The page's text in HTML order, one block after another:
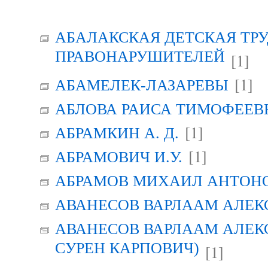
АБАЛАКСКАЯ ДЕТСКАЯ
ПРАВОНАРУШИТЕЛЕЙ [1]
АБАМЕЛЕК-ЛАЗАРЕВЫ [1]
АБЛОВА РАИСА
АБРАМКИН А. Д. [1]
АБРАМОВИЧ И.У. [1]
АБРАМОВ МИХАИЛ
АВАНЕСОВ ВАРЛААМ
АВАНЕСОВ ВАРЛААМ
СУРЕН КАРПОВИЧ) [1]